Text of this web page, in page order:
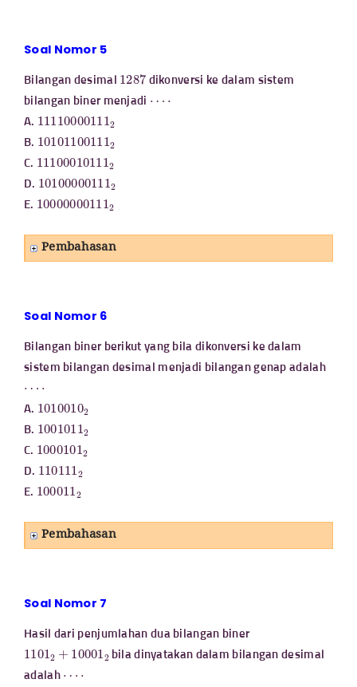
Soal Nomor 5
Bilangan desimal 1287 dikonversi ke dalam sistem
bilangan biner menjadi
A. 11110000111
B. 10101100111
C. 11100010111
D. 10100000111
E. 10000000111
Pembahasan
Soal Nomor 6
Bilangan biner berikut yang bila dikonversi ke dalam
sistem bilangan desimal menjadi bilangan genap adalah
A. 1010010
B. 1001011
C. 1000101
D. 110111
E. 100011
Pembahasan
Soal Nomor 7
Hasil dari penjumlahan dua bilangan biner
1101 2 +10001 2
bila dinyatakan dalam bilangan desimal
adalah